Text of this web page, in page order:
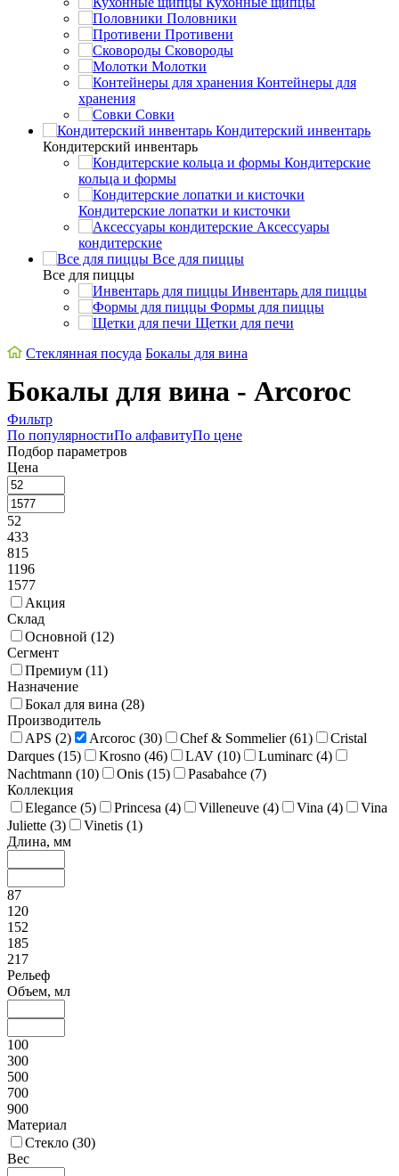
Половники
Противени
Сковороды
Молотки
Контейнеры для
хранения
Совки
Кондитерский инвентарь
Кондитерский инвентарь
Кондитерские
кольца и формы
Кондитерские лопатки и кисточки
Аксессуары
кондитерские
Все для пиццы
Все для пиццы
Инвентарь для пиццы
Формы для пиццы
Щетки для печи
Стеклянная посуда Бокалы для вина
Бокалы для вина - Arcoroc
Фильтр
По популярностиПо алфавитуПо цене
Подбор параметров
Цена
52
433
815
1196
1577
Акция
Склад
Основной (12)
Сегмент
Премиум (11)
Назначение
Бокал для вина (28)
Производитель
APS (2) Arcoroc (30) Chef & Sommelier (61)
Cristal
Darques (15) Krosno (46) LAV (10) Luminarc (4)
Nachtmann (10) Onis (15) Pasabahce (7)
Коллекция
Elegance (5) Princesa (4) Villeneuve (4) Vina (4)
Vina
Juliette (3) Vinetis (1)
Длина, мм
87
120
152
185
217
Рельеф
Объем, мл
100
300
500
700
900
Материал
Стекло (30)
Вес